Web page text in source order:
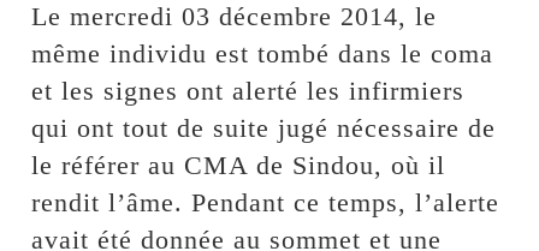
Le mercredi 03 décembre 2014, le
même individu est tombé dans le coma
et les signes ont alerté les infirmiers
qui ont tout de suite jugé nécessaire de
le référer au CMA de Sindou, où il
rendit l’âme. Pendant ce temps, l’alerte
avait été donnée au sommet et une